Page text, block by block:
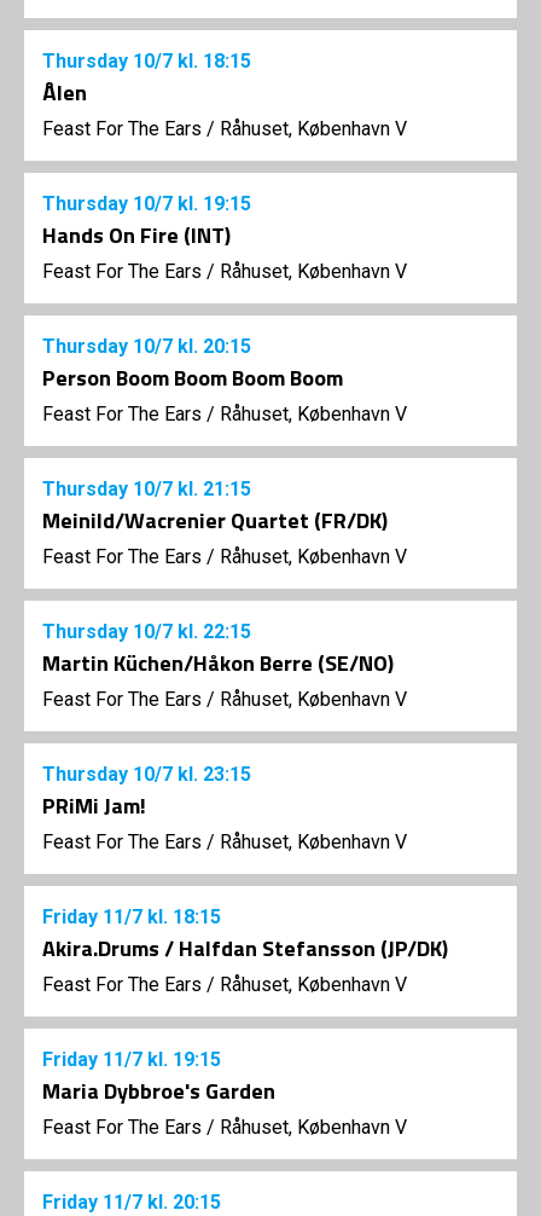
Thursday 10/7 kl. 18:15
Ålen
Feast For The Ears / Råhuset, København V
Thursday 10/7 kl. 19:15
Hands On Fire (INT)
Feast For The Ears / Råhuset, København V
Thursday 10/7 kl. 20:15
Person Boom Boom Boom Boom
Feast For The Ears / Råhuset, København V
Thursday 10/7 kl. 21:15
Meinild/Wacrenier Quartet (FR/DK)
Feast For The Ears / Råhuset, København V
Thursday 10/7 kl. 22:15
Martin Küchen/Håkon Berre (SE/NO)
Feast For The Ears / Råhuset, København V
Thursday 10/7 kl. 23:15
PRiMi Jam!
Feast For The Ears / Råhuset, København V
Friday 11/7 kl. 18:15
Akira.Drums / Halfdan Stefansson (JP/DK)
Feast For The Ears / Råhuset, København V
Friday 11/7 kl. 19:15
Maria Dybbroe's Garden
Feast For The Ears / Råhuset, København V
Friday 11/7 kl. 20:15